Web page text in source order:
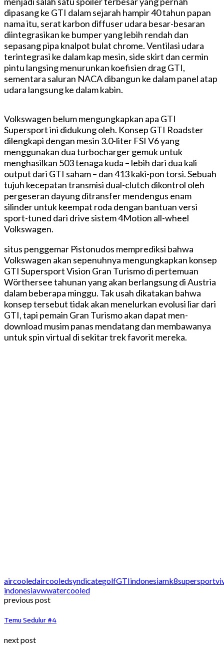
dipasang ke GTI dalam sejarah hampir 40 tahun papan
nama itu, serat karbon diffuser udara besar-besaran
diintegrasikan ke bumper yang lebih rendah dan
sepasang pipa knalpot bulat chrome.Ventilasi udara
terintegrasi ke dalam kap mesin, side skirt dan cermin
pintu langsing menurunkan koefisien drag GTI,
sementara saluran NACA dibangun ke dalam panel atap
udara langsung ke dalam kabin.
Volkswagen belum mengungkapkan apa GTI
Supersport ini didukung oleh. Konsep GTI Roadster
dilengkapi dengan mesin 3.0-liter FSI V6 yang
menggunakan dua turbocharger gemuk untuk
menghasilkan 503 tenaga kuda – lebih dari dua kali
output dari GTI saham – dan 413 kaki-pon torsi.Sebuah
tujuh kecepatan transmisi dual-clutch dikontrol oleh
pergeseran dayung ditransfer mendengus enam
silinder untuk keempat roda dengan bantuan versi
sport-tuned dari drive sistem 4Motion all-wheel
Volkswagen.
situs penggemar Pistonudos memprediksi bahwa
Volkswagen akan sepenuhnya mengungkapkan konsep
GTI Supersport Vision Gran Turismo di pertemuan
Wörthersee tahunan yang akan berlangsung di Austria
dalam beberapa minggu. Tak usah dikatakan bahwa
konsep tersebut tidak akan menelurkan evolusi liar dari
GTI, tapi pemain Gran Turismo akan dapat men-
download musim panas mendatang dan membawanya
untuk spin virtual di sekitar trek favorit mereka.
aircooledaircooledsyndicategolfGTIindonesiamk8supersportvi
indonesiavwwatercooled
previous post
Temu Sedulur #4
next post